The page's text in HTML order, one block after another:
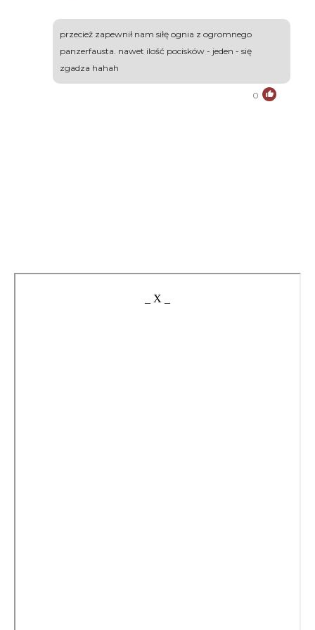
przecież zapewnił nam siłę ognia z ogromnego
panzerfausta. nawet ilość pocisków - jeden - się
zgadza hahah
0